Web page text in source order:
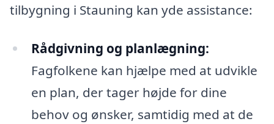
tilbygning i Stauning kan yde assistance:
Rådgivning og planlægning:
Fagfolkene kan hjælpe med at udvikle
en plan, der tager højde for dine
behov og ønsker, samtidig med at de